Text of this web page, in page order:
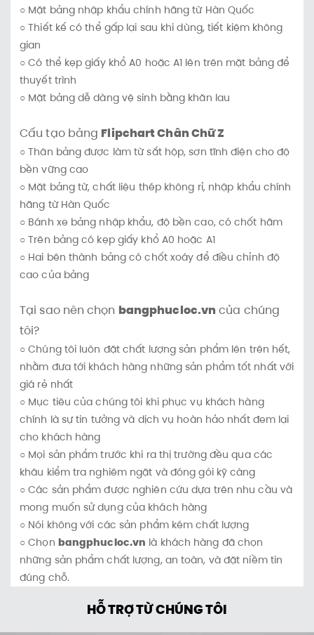
○ Mặt bảng nhập khẩu chính hãng từ Hàn Quốc
○ Thiết kế có thể gấp lại sau khi dùng, tiết kiệm không
gian
○ Có thể kẹp giấy khổ A0 hoặc A1 lên trên mặt bảng để
thuyết trình
○ Mặt bảng dễ dàng vệ sinh bằng khăn lau
Cấu tạo bảng Flipchart Chân Chữ Z
○ Thân bảng được làm từ sắt hộp, sơn tĩnh điện cho độ
bền vững cao
○ Mặt bảng từ, chất liệu thép không rỉ, nhập khẩu chính
hãng từ Hàn Quốc
○ Bánh xe bảng nhập khẩu, độ bền cao, có chốt hãm
○ Trên bảng có kẹp giấy khổ A0 hoặc A1
○ Hai bên thành bảng có chốt xoáy để điều chỉnh độ
cao của bảng
Tại sao nên chọn bangphucloc.vn của chúng
tôi?
○ Chúng tôi luôn đặt chất lượng sản phẩm lên trên hết,
nhằm đưa tới khách hàng những sản phẩm tốt nhất với
giá rẻ nhất
○ Mục tiêu của chúng tôi khi phục vụ khách hàng
chính là sự tin tưởng và dịch vụ hoàn hảo nhất đem lại
cho khách hàng
○ Mọi sản phẩm trước khi ra thị trường đều qua các
khâu kiểm tra nghiêm ngặt và đóng gói kỹ càng
○ Các sản phẩm được nghiên cứu dựa trên nhu cầu và
mong muốn sử dụng của khách hàng
○ Nói không với các sản phẩm kém chất lượng
○ Chọn bangphucloc.vn là khách hàng đã chọn
những sản phẩm chất lượng, an toàn, và đặt niềm tin
đúng chỗ.
HỖ TRỢ TỪ CHÚNG TÔI